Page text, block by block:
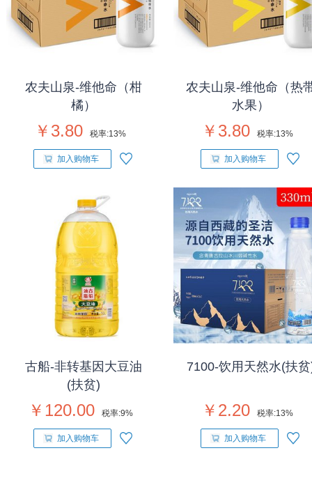
农夫山泉-维他命（柑
橘）
￥3.80 税率:13%
加入购物车
农夫山泉-维他命（热
水果）
￥3.80 税率:13%
加入购物车
古船-非转基因大豆油
(扶贫)
￥120.00 税率:9%
加入购物车
7100-饮用天然水(扶
￥2.20 税率:13%
加入购物车